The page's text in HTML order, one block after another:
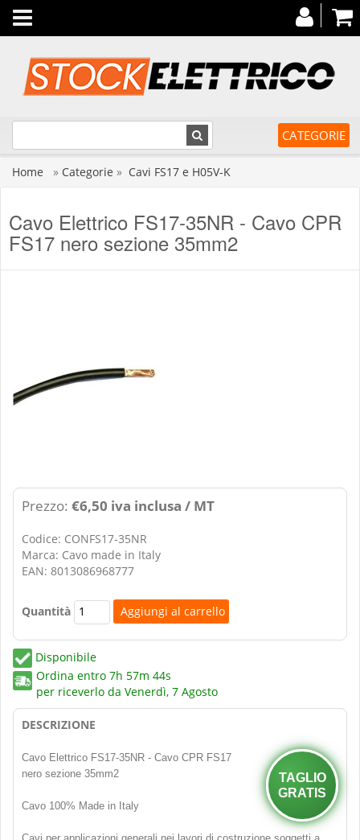
Toggle
navigation
CATEGORIE
Home » Categorie » Cavi FS17 e H05V-K
Cavo Elettrico FS17-35NR - Cavo CPR
FS17 nero sezione 35mm2
Prezzo: €6,50 iva inclusa / MT
Codice: CONFS17-35NR
Marca: Cavo made in Italy
EAN: 8013086968777
Quantità
Disponibile
Ordina entro 7h 57m 43s
per riceverlo da Venerdì, 7 Agosto
DESCRIZIONE
TAGLIO
GRATIS
Cavo Elettrico FS17-35NR - Cavo CPR FS17
nero sezione 35mm2
Cavo 100% Made in Italy